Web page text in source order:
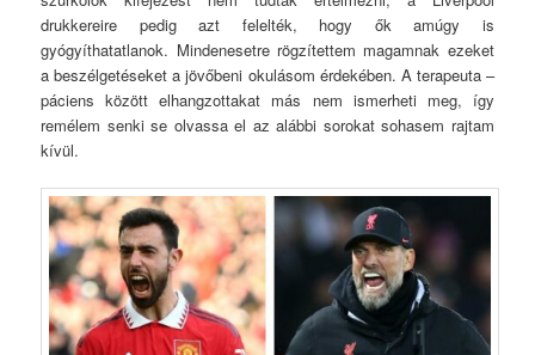
drukkereire pedig azt felelték, hogy ők amúgy is
gyógyíthatatlanok. Mindenesetre rögzítettem magamnak ezeket
a beszélgetéseket a jövőbeni okulásom érdekében. A terapeuta –
páciens között elhangzottakat más nem ismerheti meg, így
remélem senki se olvassa el az alábbi sorokat sohasem rajtam
kívül.